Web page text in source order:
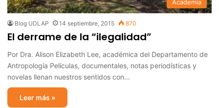
Academia
Blog UDLAP 14 septiembre, 2015 870
El derrame de la “ilegalidad”
Por Dra. Alison Elizabeth Lee, académica del Departamento de
Antropología Películas, documentales, notas periodísticas y
novelas llenan nuestros sentidos con…
Leer más »